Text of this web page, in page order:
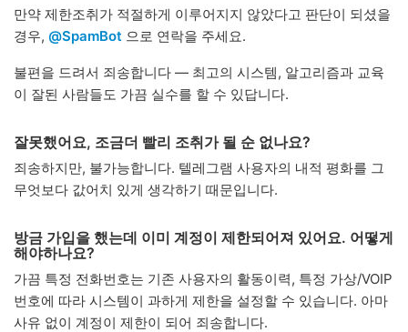
만약 제한조취가 적절하게 이루어지지 않았다고 판단이 되셨을
경우, @SpamBot 으로 연락을 주세요.
불편을 드려서 죄송합니다 — 최고의 시스템, 알고리즘과 교육
이 잘된 사람들도 가끔 실수를 할 수 있답니다.
잘못했어요, 조금더 빨리 조취가 될 순 없나요?
죄송하지만, 불가능합니다. 텔레그램 사용자의 내적 평화를 그
무엇보다 값어치 있게 생각하기 때문입니다.
방금 가입을 했는데 이미 계정이 제한되어져 있어요. 어떻게
해야하나요?
가끔 특정 전화번호는 기존 사용자의 활동이력, 특정 가상/VOIP
번호에 따라 시스템이 과하게 제한을 설정할 수 있습니다. 아마
사유 없이 계정이 제한이 되어 죄송합니다.